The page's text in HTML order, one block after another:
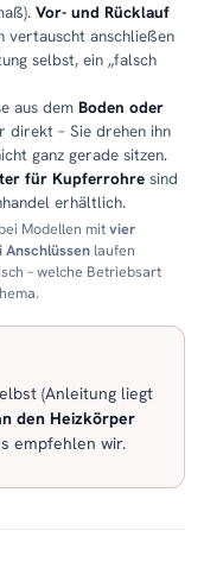
Vor- und Rücklauf
vertauscht anschließen
selbst, ein „falsch
aus dem Boden oder
direkt – Sie drehen ihn
ganz gerade sitzen.
für Kupferrohre sind
erhältlich.
Modellen mitvier
Anschlüssen laufen
– welche Betriebsart
(Anleitung liegt
den Heizkörper
empfehlen wir.